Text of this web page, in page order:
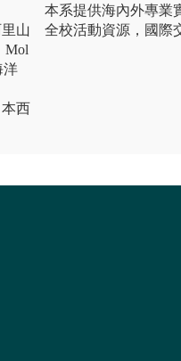
山
Mol
洋
西
本系提供海內外專業
全校活動資源，國際